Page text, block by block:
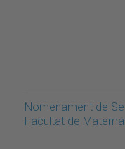
Nomenament de
Facultat de